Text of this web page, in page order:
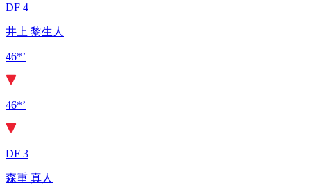
DF 4
井上 黎生人
46*’
46*’
DF 3
森重 真人